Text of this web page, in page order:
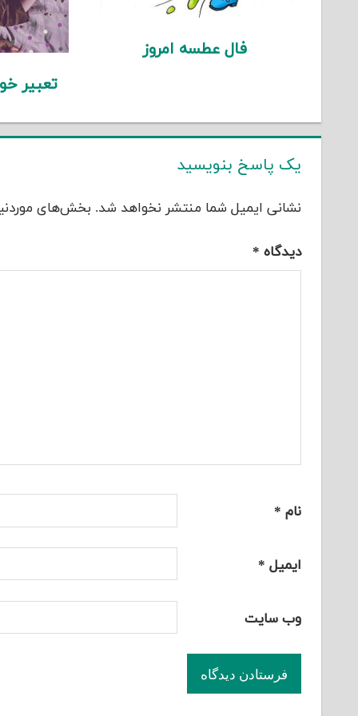
فال عطسه امروز
تعبیر
یک پاسخ بنویسید
نشانی ایمیل شما منتشر نخواهد شد. بخش‌های
دیدگاه *
نام *
ایمیل *
وب‌ سایت